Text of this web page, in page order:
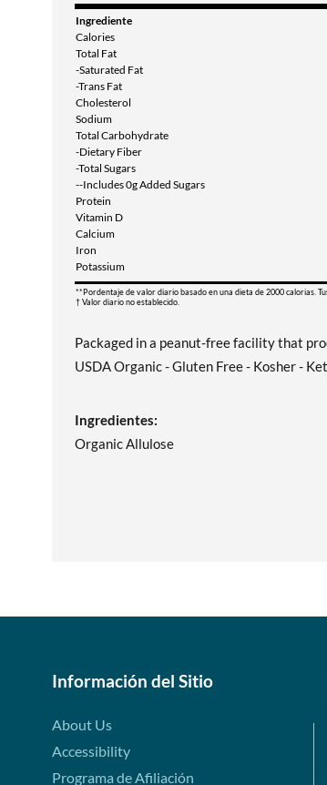
Ingrediente
Calories
Total Fat
-Saturated Fat
-Trans Fat
Cholesterol
Sodium
Total Carbohydrate
-Dietary Fiber
-Total Sugars
--Includes 0g Added Sugars
Protein
Vitamin D
Calcium
Iron
Potassium
**Pordentaje de valor diario basado en una dieta de 2000 calorias.
† Valor diario no establecido.
Packaged in a peanut-free facility that
USDA Organic - Gluten Free - Kosher -
Ingredientes:
Organic Allulose
Información del Sitio
About Us
Accessibility
Programa de Afiliación